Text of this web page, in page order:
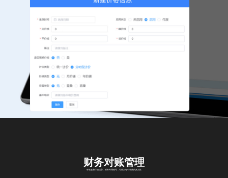
财务对账管理
每笔收费详细记录，财务专用账号，可核实每个收费的真实性